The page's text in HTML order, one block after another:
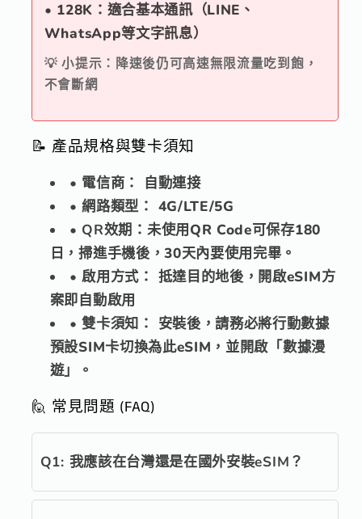
• 128K：適合基本通訊（LINE、
WhatsApp等文字訊息）
💡 小提示：降速後仍可高速無限流量吃到飽，
不會斷網
📝 產品規格與雙卡須知
• 電信商：
自動連接
•網路類型： 4G/LTE/5G
• QR效期： 未使用QR Code可保存180
日，掃進手機後，30天內要使用完畢。
•啟用方式： 抵達目的地後，開啟eSIM方
案即自動啟用
•雙卡須知：
安裝後，請務必將行動數據
預設SIM卡切換為此eSIM，並開啟「數據漫
遊」。
🙋 常見問題 (FAQ)
Q1: 我應該在台灣還是在國外安裝eSIM？